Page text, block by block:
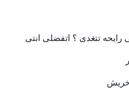
تتغدى ؟ اتفضلى انتى